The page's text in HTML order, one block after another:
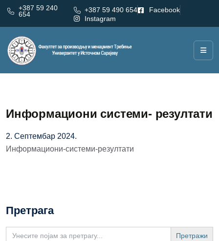
+387 59 240
654
+387 59 490 654
Facebook
Instagram
Информациони системи- резултати
2. Септембар 2024.
Информациони-системи-резултати
Претрага
Search
for: